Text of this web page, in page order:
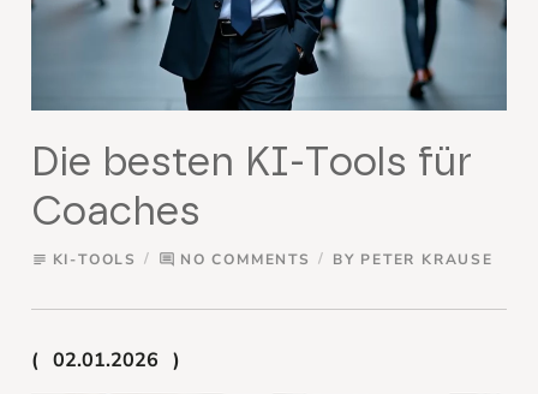
Die besten KI-Tools für
Coaches
subject KI-TOOLS comment NO COMMENTS BY PETER KRAUSE
02.01.2026